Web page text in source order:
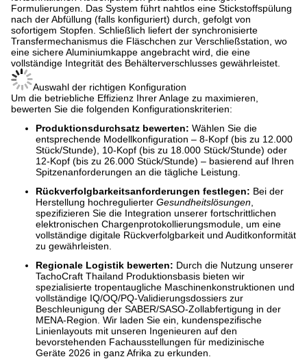
Formulierungen. Das System führt nahtlos eine Stickstoffspülung
nach der Abfüllung (falls konfiguriert) durch, gefolgt von
sofortigem Stopfen. Schließlich liefert der synchronisierte
Transfermechanismus die Fläschchen zur Verschließstation, wo
eine sichere Aluminiumkappe angebracht wird, die eine
vollständige Integrität des Behälterverschlusses gewährleistet.
Auswahl der richtigen Konfiguration
Um die betriebliche Effizienz Ihrer Anlage zu maximieren,
bewerten Sie die folgenden Konfigurationskriterien:
Produktionsdurchsatz bewerten: Wählen Sie die
entsprechende Modellkonfiguration – 8-Kopf (bis zu 12.000
Stück/Stunde), 10-Kopf (bis zu 18.000 Stück/Stunde) oder
12-Kopf (bis zu 26.000 Stück/Stunde) – basierend auf Ihren
Spitzenanforderungen an die tägliche Leistung.
Rückverfolgbarkeitsanforderungen festlegen: Bei der
Herstellung hochregulierter Gesundheitslösungen
spezifizieren Sie die Integration unserer fortschrittlichen
elektronischen Chargenprotokollierungsmodule, um eine
vollständige digitale Rückverfolgbarkeit und Auditkonformität
zu gewährleisten.
Regionale Logistik bewerten: Durch die Nutzung unserer
TachoCraft Thailand Produktionsbasis bieten wir
spezialisierte tropentaugliche Maschinenkonstruktionen und
vollständige IQ/OQ/PQ-Validierungsdossiers zur
Beschleunigung der SABER/SASO-Zollabfertigung in der
MENA-Region. Wir laden Sie ein, kundenspezifische
Linienlayouts mit unseren Ingenieuren auf den
bevorstehenden Fachausstellungen für medizinische
Geräte 2026 in ganz Afrika zu erkunden.